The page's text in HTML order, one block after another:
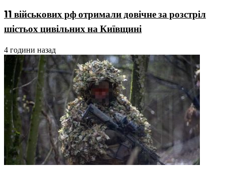
11 військових рф отримали довічне за розстріл
шістьох цивільних на Київщині
4 години назад